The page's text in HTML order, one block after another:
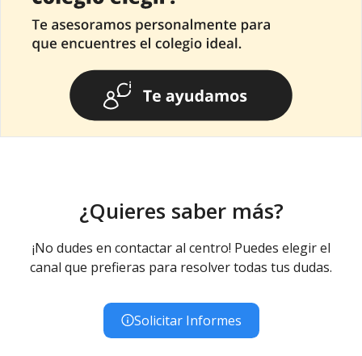
¿Quieres saber más?
¡No dudes en contactar al centro! Puedes elegir el
canal que prefieras para resolver todas tus dudas.
Solicitar Informes